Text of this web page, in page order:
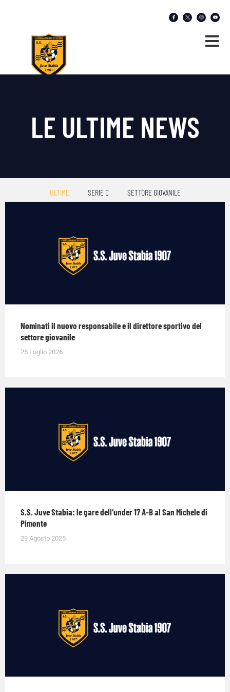
LE ULTIME NEWS
ULTIME SERIE C SETTORE GIOVANILE
Nominati il nuovo responsabile e il direttore sportivo del
settore giovanile
25 Luglio 2026
S.S. Juve Stabia: le gare dell’under 17 A-B al San Michele di
Pimonte
29 Agosto 2025